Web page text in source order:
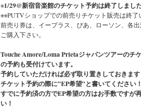
※1/29@新宿音楽館のチケット予約は終了しまし
※※PUTVショップでの前売りチケット販売は終了
前売り券は、イープラス、ぴあ、ローソン、各
ご購入下さい。
Touche Amore/Loma Prietaジャパンツアーのチ
の予約も受付けています。
予約していただければ必ず取り置きしておきま
チケット予約の際に”EP希望”と書いてください
すでに予約済の方でEP希望の方はお手数ですが
い！